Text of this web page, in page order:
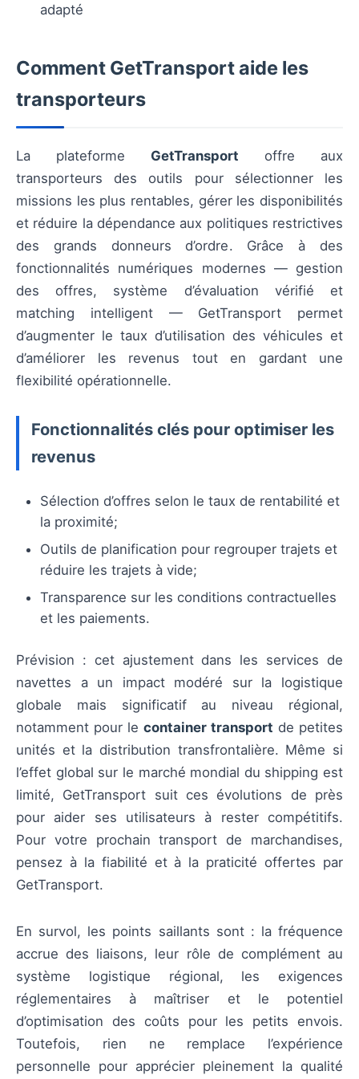
adapté
Comment GetTransport aide les
transporteurs
La plateforme GetTransport offre aux
transporteurs des outils pour sélectionner les
missions les plus rentables, gérer les disponibilités
et réduire la dépendance aux politiques restrictives
des grands donneurs d’ordre. Grâce à des
fonctionnalités numériques modernes — gestion
des offres, système d’évaluation vérifié et
matching intelligent — GetTransport permet
d’augmenter le taux d’utilisation des véhicules et
d’améliorer les revenus tout en gardant une
flexibilité opérationnelle.
Fonctionnalités clés pour optimiser les
revenus
Sélection d’offres selon le taux de rentabilité et
la proximité;
Outils de planification pour regrouper trajets et
réduire les trajets à vide;
Transparence sur les conditions contractuelles
et les paiements.
Prévision : cet ajustement dans les services de
navettes a un impact modéré sur la logistique
globale mais significatif au niveau régional,
notamment pour le container transport de petites
unités et la distribution transfrontalière. Même si
l’effet global sur le marché mondial du shipping est
limité, GetTransport suit ces évolutions de près
pour aider ses utilisateurs à rester compétitifs.
Pour votre prochain transport de marchandises,
pensez à la fiabilité et à la praticité offertes par
GetTransport.
En survol, les points saillants sont : la fréquence
accrue des liaisons, leur rôle de complément au
système logistique régional, les exigences
réglementaires à maîtriser et le potentiel
d’optimisation des coûts pour les petits envois.
Toutefois, rien ne remplace l’expérience
personnelle pour apprécier pleinement la qualité